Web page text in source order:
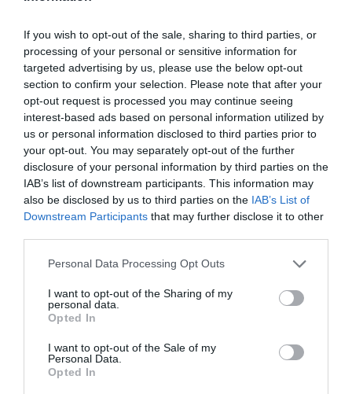
If you wish to opt-out of the sale, sharing to third parties, or
processing of your personal or sensitive information for
targeted advertising by us, please use the below opt-out
section to confirm your selection. Please note that after your
opt-out request is processed you may continue seeing
interest-based ads based on personal information utilized by
us or personal information disclosed to third parties prior to
your opt-out. You may separately opt-out of the further
disclosure of your personal information by third parties on the
IAB’s list of downstream participants. This information may
also be disclosed by us to third parties on the IAB’s List of
Downstream Participants that may further disclose it to other
Please note that this website/app uses one or more Google
not limited to your visit or usage behaviour. You may click to
grant or deny consent to Google and its third-party tags to
use your data for below specified purposes in below Google
consent section.
Personal Data Processing Opt Outs
I want to opt-out of the Sharing of my
personal data.
Opted In
I want to opt-out of the Sale of my
Personal Data.
Opted In
MvLine: Tende tecniche e Zanzariere - Avvolgibili
in alluminio e acciaio
- Zanzariera Bora MvLine
Gasperotti: Porte blindate, portoncini e porte di
sicurezza
Manuello Design: Porte interne
Hormann: Chiusure residenziali
Ultime Novità